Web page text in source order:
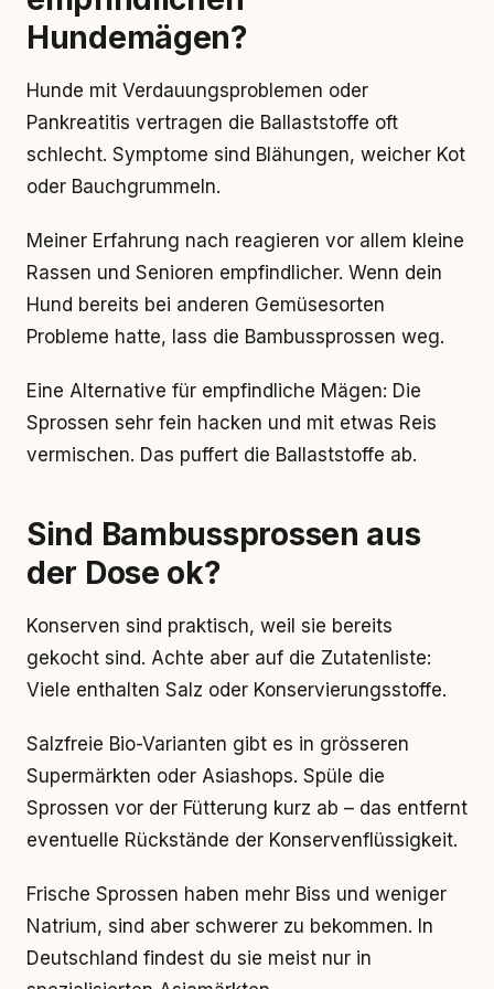
Hundemägen?
Hunde mit Verdauungsproblemen oder
Pankreatitis vertragen die Ballaststoffe oft
schlecht. Symptome sind Blähungen, weicher Kot
oder Bauchgrummeln.
Meiner Erfahrung nach reagieren vor allem kleine
Rassen und Senioren empfindlicher. Wenn dein
Hund bereits bei anderen Gemüsesorten
Probleme hatte, lass die Bambussprossen weg.
Eine Alternative für empfindliche Mägen: Die
Sprossen sehr fein hacken und mit etwas Reis
vermischen. Das puffert die Ballaststoffe ab.
Sind Bambussprossen aus
der Dose ok?
Konserven sind praktisch, weil sie bereits
gekocht sind. Achte aber auf die Zutatenliste:
Viele enthalten Salz oder Konservierungsstoffe.
Salzfreie Bio-Varianten gibt es in grösseren
Supermärkten oder Asiashops. Spüle die
Sprossen vor der Fütterung kurz ab – das entfernt
eventuelle Rückstände der Konservenflüssigkeit.
Frische Sprossen haben mehr Biss und weniger
Natrium, sind aber schwerer zu bekommen. In
Deutschland findest du sie meist nur in